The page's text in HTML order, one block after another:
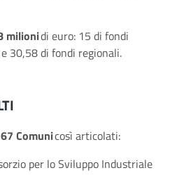
milionidi euro: 15 di fondi
30,58 di fondi regionali.
67 Comunicosì articolati:
per lo Sviluppo Industriale